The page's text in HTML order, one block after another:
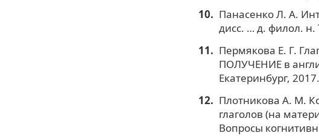
Панасенко Л. А.
дисс. … д. филол. н.
Пермякова Е. Г.
ПОЛУЧЕНИЕ в
Екатеринбург, 2017.
Плотникова А. М.
глаголов (на
Вопросы